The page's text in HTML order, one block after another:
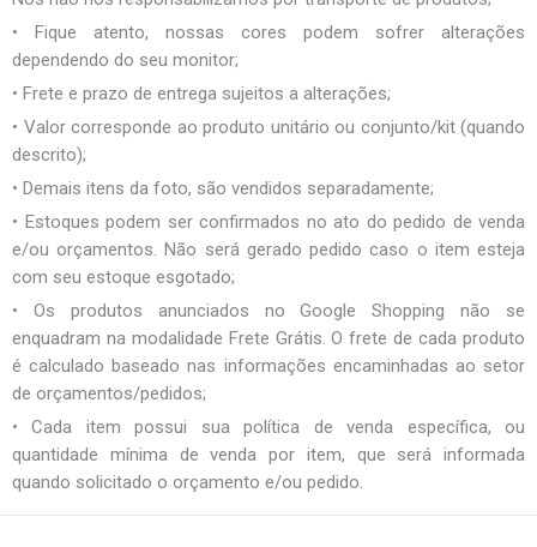
• Fique atento, nossas cores podem sofrer alterações
dependendo do seu monitor;
• Frete e prazo de entrega sujeitos a alterações;
• Valor corresponde ao produto unitário ou conjunto/kit (quando
descrito);
• Demais itens da foto, são vendidos separadamente;
• Estoques podem ser confirmados no ato do pedido de venda
e/ou orçamentos. Não será gerado pedido caso o item esteja
com seu estoque esgotado;
• Os produtos anunciados no Google Shopping não se
enquadram na modalidade Frete Grátis. O frete de cada produto
é calculado baseado nas informações encaminhadas ao setor
de orçamentos/pedidos;
• Cada item possui sua política de venda específica, ou
quantidade mínima de venda por item, que será informada
quando solicitado o orçamento e/ou pedido.